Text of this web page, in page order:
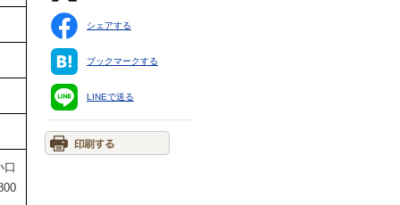
シェアする
ブックマークする
LINEで送る